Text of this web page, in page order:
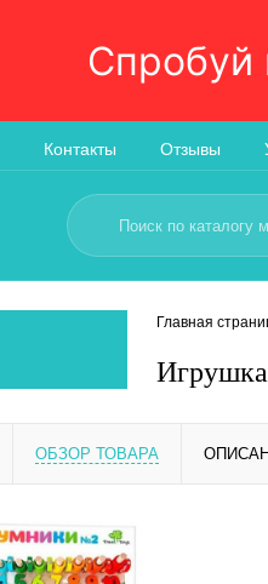
Спробуй
Контакты Отзывы
Главная
ОБЗОР ТОВАРА